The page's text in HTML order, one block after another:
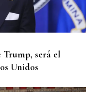
Trump, será el
Unidos